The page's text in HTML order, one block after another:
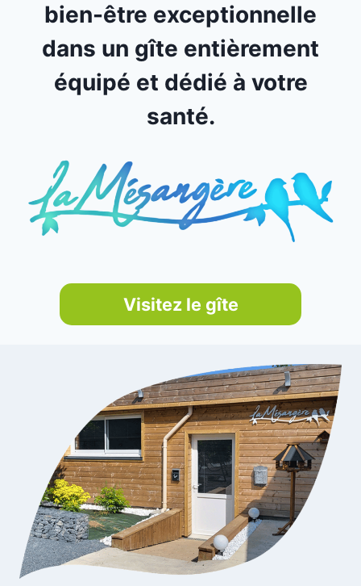
bien-être exceptionnelle
dans un gîte entièrement
équipé et dédié à votre
santé.
Visitez le gîte